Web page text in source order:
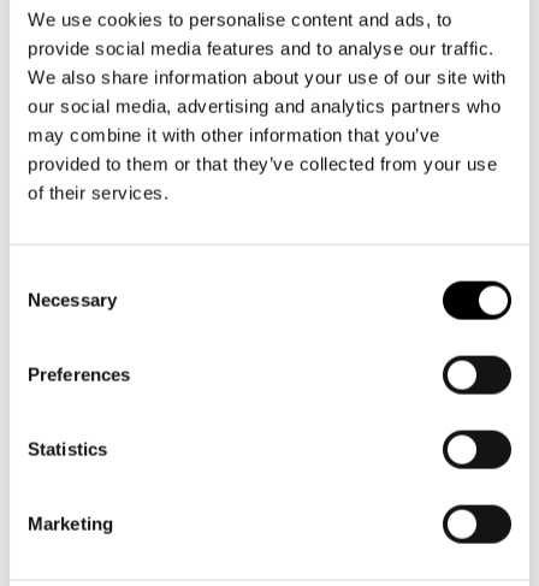
We use cookies to personalise content and ads, to
provide social media features and to analyse our traffic.
We also share information about your use of our site with
our social media, advertising and analytics partners who
may combine it with other information that you’ve
provided to them or that they’ve collected from your use
of their services.
Selection
Necessary
Preferences
Statistics
Marketing
Presentkort
Tillgänglighet
Frågor & svar
Platskarta
Företag
Guidning
Teaterns verksamhet
Ensemble
Historia
Svenska Teatern Live
LOGGA IN
info@svenskateatern.fi
BILJETTER
Köp biljetter
Biljettkassan öppnar 11.8
Norra esplanaden 2
LÄNKAR
Frågor & svar